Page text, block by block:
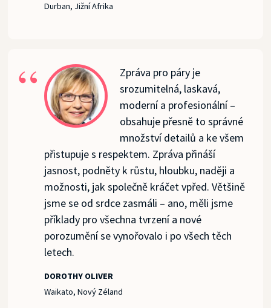
Durban, Jižní Afrika
Zpráva pro páry je
srozumitelná, laskavá,
moderní a profesionální –
obsahuje přesně to správné
množství detailů a ke všem
přistupuje s respektem. Zpráva přináší
jasnost, podněty k růstu, hloubku, naději a
možnosti, jak společně kráčet vpřed. Většině
jsme se od srdce zasmáli – ano, měli jsme
příklady pro všechna tvrzení a nové
porozumění se vynořovalo i po všech těch
letech.
DOROTHY OLIVER
Waikato, Nový Zéland